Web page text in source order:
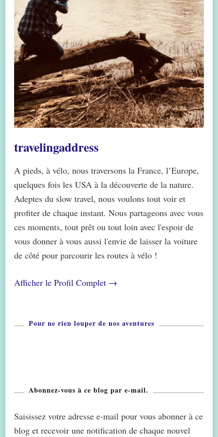
travelingaddress
A pieds, à vélo, nous traversons la France, l’Europe,
quelques fois les USA à la découverte de la nature.
Adeptes du slow travel, nous voulons tout voir et
profiter de chaque instant. Nous partageons avec vous
ces moments, tout prêt ou tout loin avec l'espoir de
vous donner à vous aussi l'envie de laisser la voiture
de côté pour parcourir les routes à vélo !
Afficher le Profil Complet →
Pour ne rien louper de nos aventures
Abonnez-vous à ce blog par e-mail.
Saisissez votre adresse e-mail pour vous abonner à ce
blog et recevoir une notification de chaque nouvel